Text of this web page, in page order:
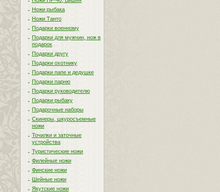
Ножи рыбака
Ножи Танто
Подарки военному
Подарки для мужчин, нож в
подарок
Подарки другу
Подарки охотнику
Подарки папе и дедушке
Подарки парню
Подарки руководителю
Подарки рыбаку
Подарочные наборы
Скинеры, шкуросъемные
ножи
Точилки и заточные
устройства
Туристические ножи
Филейные ножи
Финские ножи
Шейные ножи
Якутские ножи